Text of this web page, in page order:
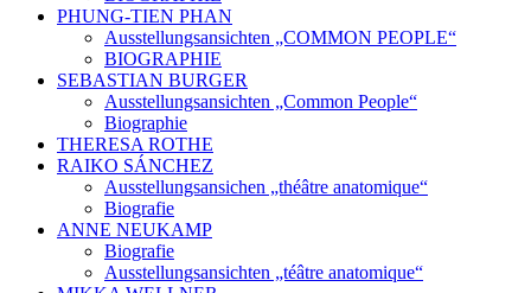
PHUNG-TIEN PHAN
Ausstellungsansichten „COMMON PEOPLE“
BIOGRAPHIE
SEBASTIAN BURGER
Ausstellungsansichten „Common People“
Biographie
THERESA ROTHE
RAIKO SÁNCHEZ
Ausstellungsansichen „théâtre anatomique“
Biografie
ANNE NEUKAMP
Biografie
Ausstellungsansichten „téâtre anatomique“